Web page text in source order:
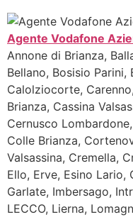
Agente Vodafone
Annone di Brianza,
Bellano, Bosisio
Calolziocorte,
Brianza, Cassina
Cernusco
Colle Brianza,
Valsassina, Cremella,
Ello, Erve, Esino Lario,
Garlate, Imbersago,
LECCO, Lierna,